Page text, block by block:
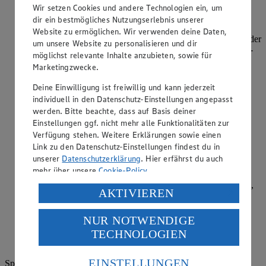
Kategorie:Kochen
Papadam oder auch Papad ist ein dünner, frittierter Fladen, der
sehr knusprig ist. Meistens wird er aus Kicherbsen-, Linsen-
oder Reismehl zubereitet und ist scharf gewürzt. Gegessen
wird es als Vorspeise mit Chutneys und Pasten oder als
weiterlesen
Wie kann man Minze vermehren?
Kategorie: Kochen
Minze lässt sich einfach durch Stecklinge, Ableger oder
Teilung vermehren. Für Stecklinge werden 10–20 cm lange,
blattfreie Triebspitzen in Wasser gestellt, bis sie Wurzeln
bilden. Ableger mit eigenen Wurzeln lassen sich im
Spätsommer ausgraben und n…
Spezielle Frage? Unser Ernährungsservice hilft gern:
Wir setzen Cookies und andere Technologien ein, um
dir ein bestmögliches Nutzungserlebnis unserer
Website zu ermöglichen. Wir verwenden deine Daten,
um unsere Website zu personalisieren und dir
möglichst relevante Inhalte anzubieten, sowie für
Marketingzwecke.
Deine Einwilligung ist freiwillig und kann jederzeit
individuell in den Datenschutz-Einstellungen angepasst
werden. Bitte beachte, dass auf Basis deiner
Einstellungen ggf. nicht mehr alle Funktionalitäten zur
Verfügung stehen. Weitere Erklärungen sowie einen
Link zu den Datenschutz-Einstellungen findest du in
unserer Datenschutzerklärung. Hier erfährst du auch
mehr über unsereCookie-Policy.
Verarbeitung deiner personenbezogenen Daten in den
USA durch Facebook und YouTube:
Wenn du auf „Aktivieren“ klickst, willigst du im Sinne
des Art. 49 Abs. 1 Satz 1 lit. a) DSGVO ein, dass deine
Daten in den USA verarbeitet werden. Der EuGH sieht
die USA als Land mit einem nach europäischen
AKTIVIEREN
NUR NOTWENDIGE
TECHNOLOGIEN
EINSTELLUNGEN